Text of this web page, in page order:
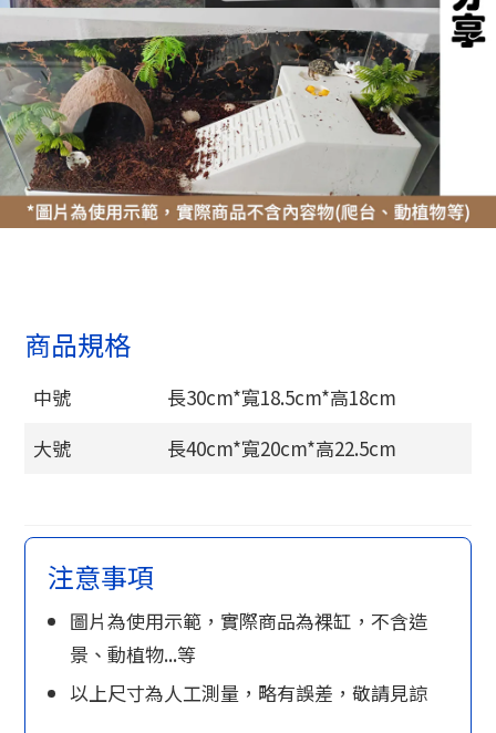
商品規格
中號
長30cm*寬18.5cm*高18cm
大號
長40cm*寬20cm*高22.5cm
注意事項
圖片為使用示範，實際商品為裸缸，不含造
景、動植物...等
以上尺寸為人工測量，略有誤差，敬請見諒